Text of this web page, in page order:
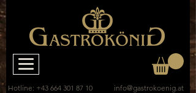
Hotline: +43 664 301 87 10 info@gastrokoenig.at